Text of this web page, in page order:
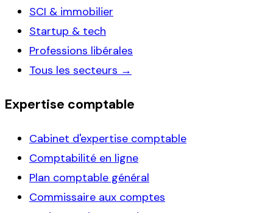
SCI & immobilier
Startup & tech
Professions libérales
Tous les secteurs →
Expertise comptable
Cabinet d'expertise comptable
Comptabilité en ligne
Plan comptable général
Commissaire aux comptes